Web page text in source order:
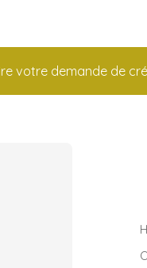
votre demande de